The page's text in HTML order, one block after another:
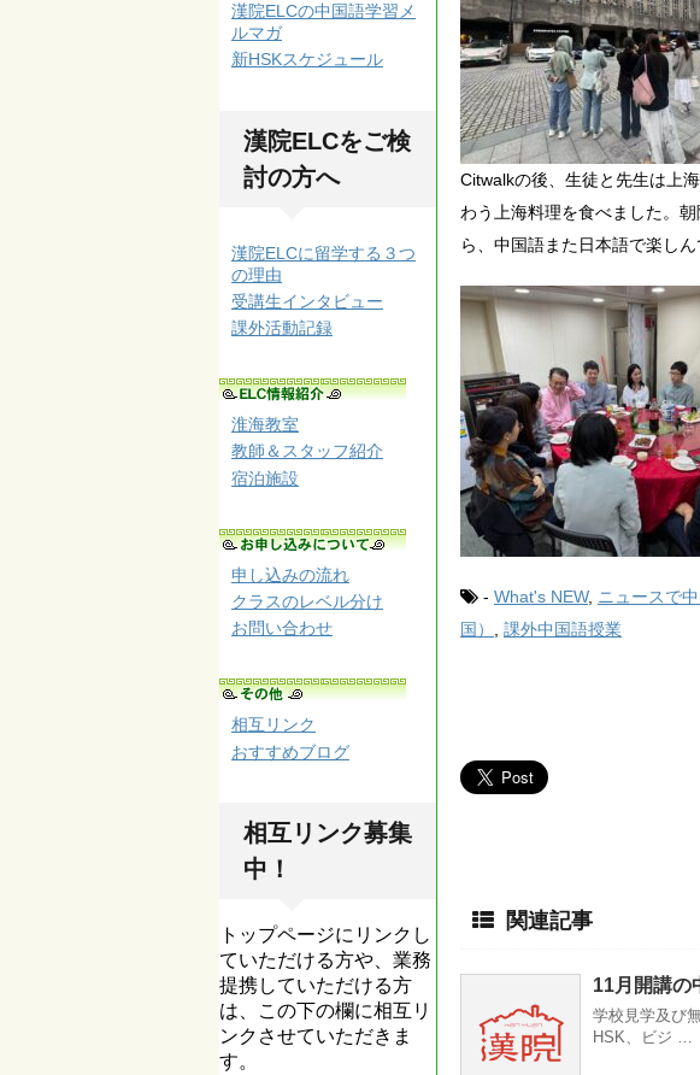
Citwalkの後、生徒と先生は上
わう上海料理を食べました。
ら、中国語また日本語で楽し
- What's NEW, ニュースで
国）
課外中国語授業
関連記事
11月開講の
学校見学及び
HSK、ビジ …
漢院ELCの中国語学習メ
ルマガ
新HSKスケジュール
漢院ELCをご検
討の方へ
漢院ELCに留学する３つ
の理由
受講生インタビュー
課外活動記録
淮海教室
教師＆スタッフ紹介
宿泊施設
申し込みの流れ
クラスのレベル分け
お問い合わせ
相互リンク
おすすめブログ
相互リンク募集
中！
トップページにリンクし
ていただける方や、業務
提携していただける方
は、この下の欄に相互リ
ンクさせていただきま
す。